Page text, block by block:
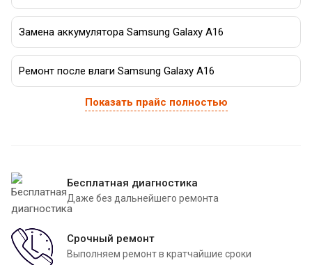
Замена аккумулятора Samsung Galaxy A16
Ремонт после влаги Samsung Galaxy A16
Показать прайс полностью
Бесплатная диагностика
Даже без дальнейшего ремонта
Срочный ремонт
Выполняем ремонт в кратчайшие сроки